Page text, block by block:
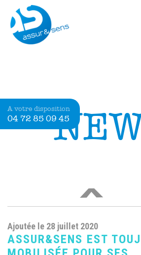
A votre disposition
04 72 85 09 45
Ajoutée le 28 juillet 2020
ASSUR&SENS EST
<